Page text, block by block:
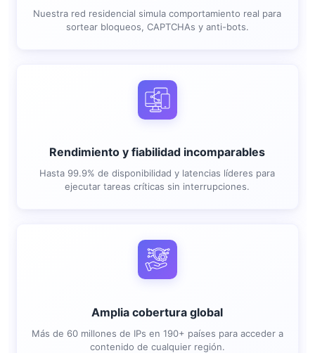
Nuestra red residencial simula comportamiento real para
sortear bloqueos, CAPTCHAs y anti-bots.
Rendimiento y fiabilidad incomparables
Hasta 99.9% de disponibilidad y latencias líderes para
ejecutar tareas críticas sin interrupciones.
Amplia cobertura global
Más de 60 millones de IPs en 190+ países para acceder a
contenido de cualquier región.